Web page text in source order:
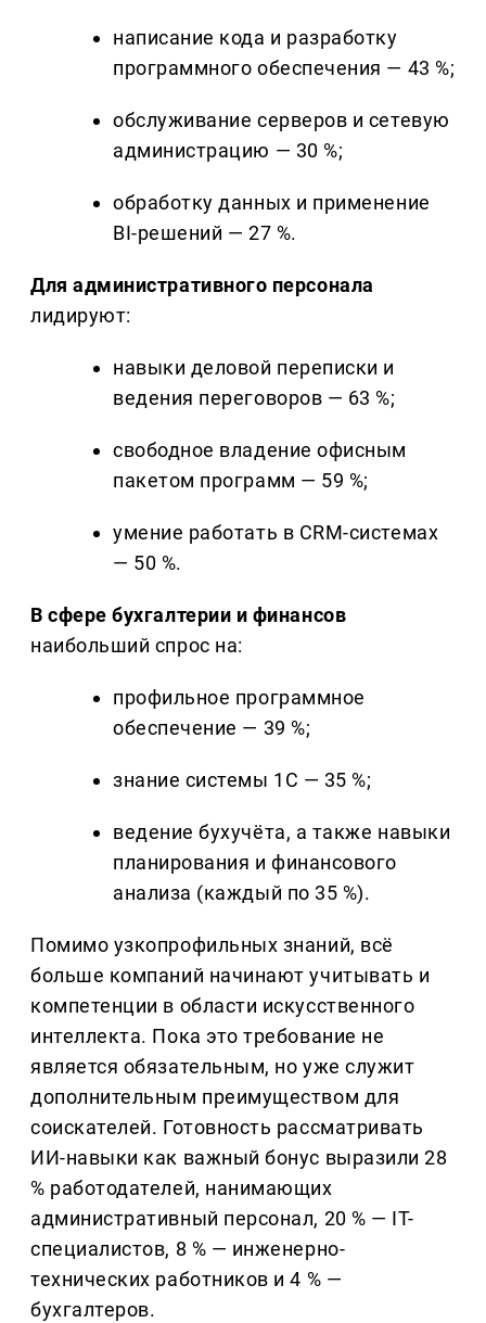
написание кода и разработку
программного обеспечения — 43 %;
обслуживание серверов и сетевую
администрацию — 30 %;
обработку данных и применение
BI-решений — 27 %.
Для административного персонала
лидируют:
навыки деловой переписки и
ведения переговоров — 63 %;
свободное владение офисным
пакетом программ — 59 %;
умение работать в CRM-системах
— 50 %.
В сфере бухгалтерии и финансов
наибольший спрос на:
профильное программное
обеспечение — 39 %;
знание системы 1С — 35 %;
ведение бухучёта, а также навыки
планирования и финансового
анализа (каждый по 35 %).
Помимо узкопрофильных знаний, всё
больше компаний начинают учитывать и
компетенции в области искусственного
интеллекта. Пока это требование не
является обязательным, но уже служит
дополнительным преимуществом для
соискателей. Готовность рассматривать
ИИ-навыки как важный бонус выразили 28
% работодателей, нанимающих
административный персонал, 20 % — IT-
специалистов, 8 % — инженерно-
технических работников и 4 % —
бухгалтеров.